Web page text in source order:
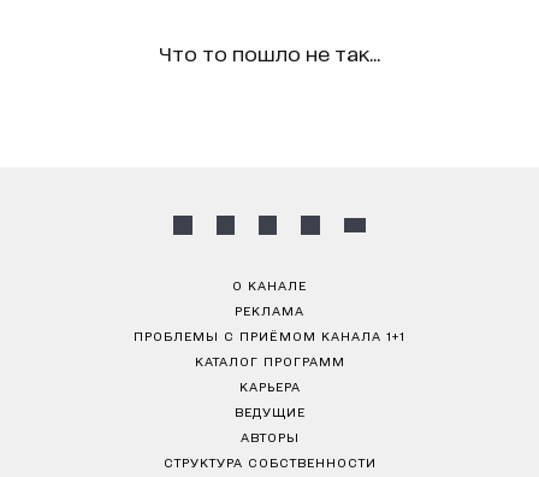
Что то пошло не так...
О КАНАЛЕ
РЕКЛАМА
ПРОБЛЕМЫ С ПРИЁМОМ КАНАЛА 1+1
КАТАЛОГ ПРОГРАММ
КАРЬЕРА
ВЕДУЩИЕ
АВТОРЫ
СТРУКТУРА СОБСТВЕННОСТИ